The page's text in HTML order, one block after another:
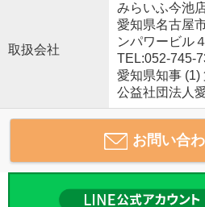
取扱会社
みらいふ今池
愛知県名古屋
ンパワービル
TEL:052-745-
愛知県知事 (1)
公益社団法人
お問い合